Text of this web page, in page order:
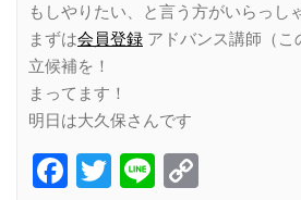
もしやりたい、と言う方がいらっし
まずは会員登録 アドバンス講師（
立候補を！
まってます！
明日は大久保さんです
Facebook
Twitter
Line